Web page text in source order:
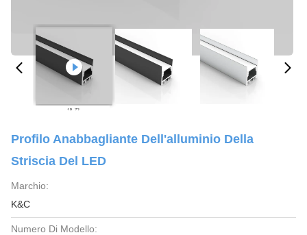
Profilo Anabbagliante Dell'alluminio Della
Striscia Del LED
Marchio:
K&C
Numero Di Modello: